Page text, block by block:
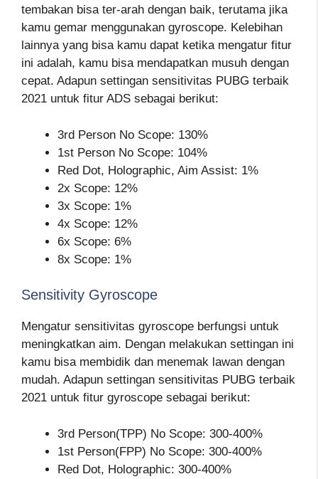
tembakan bisa ter-arah dengan baik, terutama jika
kamu gemar menggunakan gyroscope. Kelebihan
lainnya yang bisa kamu dapat ketika mengatur fitur
ini adalah, kamu bisa mendapatkan musuh dengan
cepat. Adapun settingan sensitivitas PUBG terbaik
2021 untuk fitur ADS sebagai berikut:
3rd Person No Scope: 130%
1st Person No Scope: 104%
Red Dot, Holographic, Aim Assist: 1%
2x Scope: 12%
3x Scope: 1%
4x Scope: 12%
6x Scope: 6%
8x Scope: 1%
Sensitivity Gyroscope
Mengatur sensitivitas gyroscope berfungsi untuk
meningkatkan aim. Dengan melakukan settingan ini
kamu bisa membidik dan menemak lawan dengan
mudah. Adapun settingan sensitivitas PUBG terbaik
2021 untuk fitur gyroscope sebagai berikut:
3rd Person(TPP) No Scope: 300-400%
1st Person(FPP) No Scope: 300-400%
Red Dot, Holographic: 300-400%